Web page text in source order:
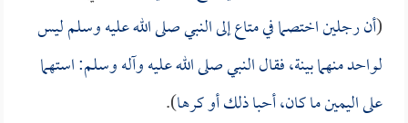
(أن رجلين اختصما في متاع إلى النبي صلى الله عليه وسلم ليس
لواحد منهما بينة، فقال النبي صلى الله عليه وآله وسلم: استهما
على اليمين ما كان، أحبا ذلك أو كرها).